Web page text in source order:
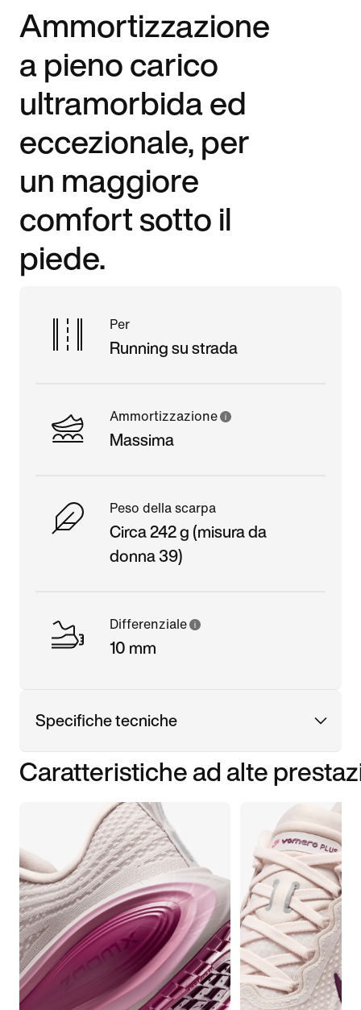
Ammortizzazione
a pieno carico
ultramorbida ed
eccezionale, per
un maggiore
comfort sotto il
piede.
Per
Running su strada
Ammortizzazione
Massima
Peso della scarpa
Circa 242 g (misura da
donna 39)
Differenziale
10 mm
Specifiche tecniche
Caratteristiche ad alte